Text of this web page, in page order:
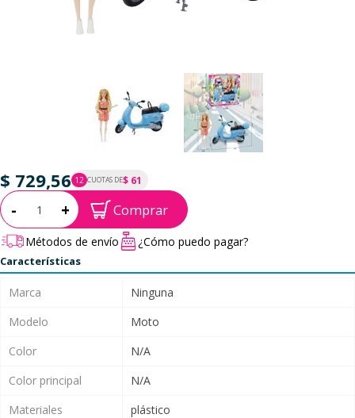
$ 729,56 12 CUOTAS DE$ 61
P.T.F. $ 730
Cantidad:
- + Comprar
Métodos de envío ¿Cómo puedo pagar?
Características
Marca
Ninguna
Modelo
Moto
Color
N/A
Color principal
N/A
Materiales
plástico